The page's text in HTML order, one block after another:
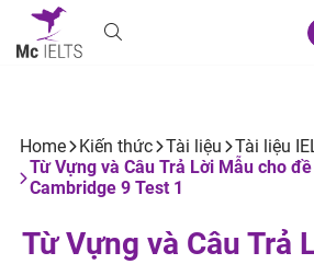
Home Kiến thức Tài liệu Tài liệu
Từ Vựng và Câu Trả Lời Mẫu cho
Cambridge 9 Test 1
Từ Vựng và Câu Trả